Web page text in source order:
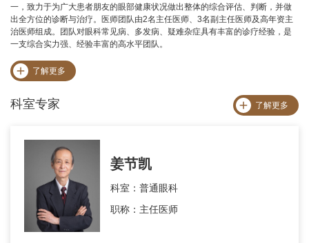
一，致力于为广大患者朋友的眼部健康状况做出整体的综合评估、判断，并做
出全方位的诊断与治疗。医师团队由2名主任医师、3名副主任医师及高年资主
治医师组成。团队对眼科常见病、多发病、疑难杂症具有丰富的诊疗经验，是
一支综合实力强、经验丰富的高水平团队。
了解更多
科室专家 了解更多
姜节凯
科室：普通眼科
职称：主任医师